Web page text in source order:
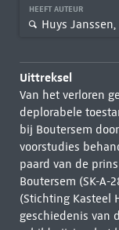
HEEFT AUTEUR
Huys Janssen,
Uittreksel
Van het verloren
deplorabele
bij Boutersem
voorstudies
paard van de
Boutersem (SK-A-
(Stichting Kasteel
geschiedenis van